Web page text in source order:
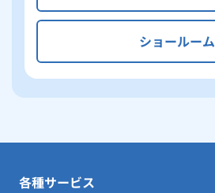
ショールーム
各種サービス